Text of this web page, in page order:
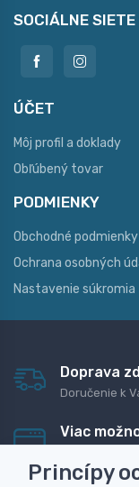
SOCIÁLNE SIETE
ÚČET
Môj profil a doklady
Obľúbený tovar
PODMIENKY
Obchodné podmienky
Ochrana osobných
Nastavenie súkromia
Doprava
Doručenie k
Viac
dobierku
Princípy